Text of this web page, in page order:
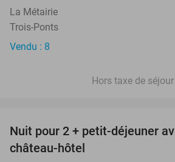
La Métairie
Trois-Ponts
Vendu : 8
Hors taxe de
Nuit pour 2 + petit-déjeuner
château-hôtel